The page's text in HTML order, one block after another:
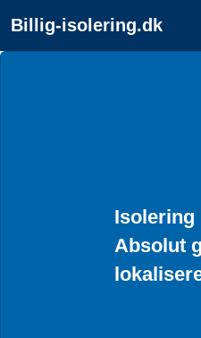
Billig-isolering.dk
Isolering
Absolut